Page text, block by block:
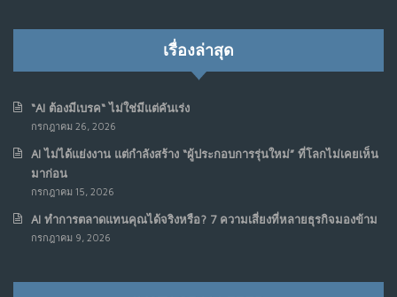
รัฐอาจเป็นจุดเริ่มต้นของ “ขบวนการประท้วงดิจิทัล” ครั้งใหม่
6
7
เมื่อรัฐบาลเริ่มคิดแบบแพลตฟอร์ม : AI กำลังเปลี่ยนรัฐ
ราชการไปตลอดกาล
NO COMMENTS
เรื่องล่าสุด
“AI ต้องมีเบรค“ ไม่ใช่มีแต่คันเร่ง
กรกฎาคม 26, 2026
AI ไม่ได้แย่งงาน แต่กำลังสร้าง “ผู้ประกอบการรุ่นใหม่” ที่โลกไม่เคยเห็น
มาก่อน
กรกฎาคม 15, 2026
AI ทำการตลาดแทนคุณได้จริงหรือ? 7 ความเสี่ยงที่หลายธุรกิจมองข้าม
กรกฎาคม 9, 2026